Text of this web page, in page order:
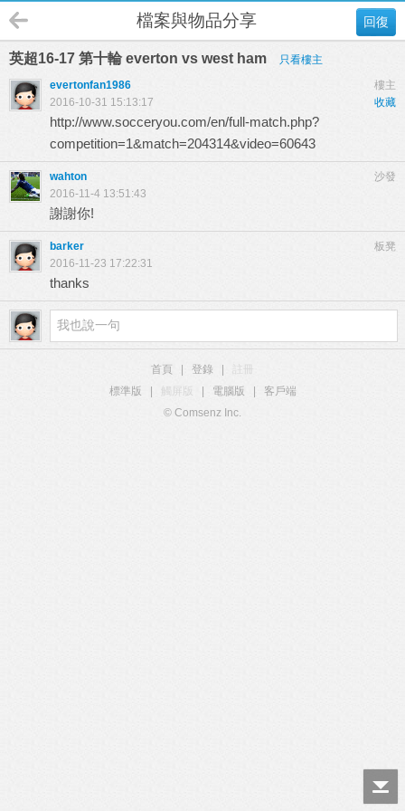
回復
檔案與物品分享
英超16-17 第十輪 everton vs west ham
只看樓主
樓主
evertonfan1986
收藏
2016-10-31 15:13:17
http://www.socceryou.com/en/full-match.php?
competition=1&match=204314&video=60643
沙發
wahton
2016-11-4 13:51:43
謝謝你!
板凳
barker
2016-11-23 17:22:31
thanks
首頁 登錄
標準版
觸屏版 電腦版
客戶端
© Comsenz Inc.